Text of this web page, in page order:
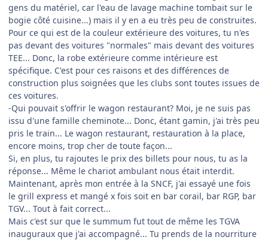
gens du matériel, car l'eau de lavage machine tombait sur le
bogie côté cuisine...) mais il y en a eu très peu de construites.
Pour ce qui est de la couleur extérieure des voitures, tu n'es
pas devant des voitures "normales" mais devant des voitures
TEE... Donc, la robe extérieure comme intérieure est
spécifique. C'est pour ces raisons et des différences de
construction plus soignées que les clubs sont toutes issues de
ces voitures.
-Qui pouvait s'offrir le wagon restaurant? Moi, je ne suis pas
issu d'une famille cheminote... Donc, étant gamin, j'ai très peu
pris le train... Le wagon restaurant, restauration à la place,
encore moins, trop cher de toute façon...
Si, en plus, tu rajoutes le prix des billets pour nous, tu as la
réponse... Même le chariot ambulant nous était interdit.
Maintenant, après mon entrée à la SNCF, j'ai essayé une fois
le grill express et mangé x fois soit en bar corail, bar RGP, bar
TGV... Tout à fait correct...
Mais c'est sur que le summum fut tout de même les TGVA
inauguraux que j'ai accompagné... Tu prends de la nourriture